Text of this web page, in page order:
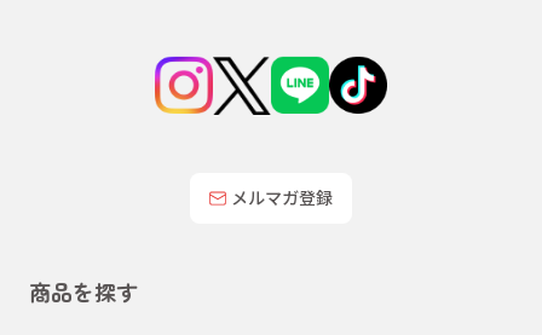
メルマガ登録
商品を探す